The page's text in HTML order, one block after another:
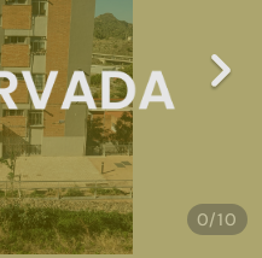
0/10
Next